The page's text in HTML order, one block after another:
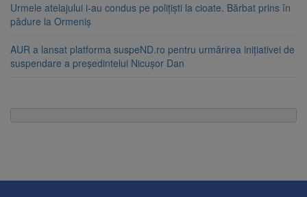
Urmele atelajului i-au condus pe polițiști la cioate. Bărbat prins în
pădure la Ormeniș
AUR a lansat platforma suspeND.ro pentru urmărirea inițiativei de
suspendare a președintelui Nicușor Dan